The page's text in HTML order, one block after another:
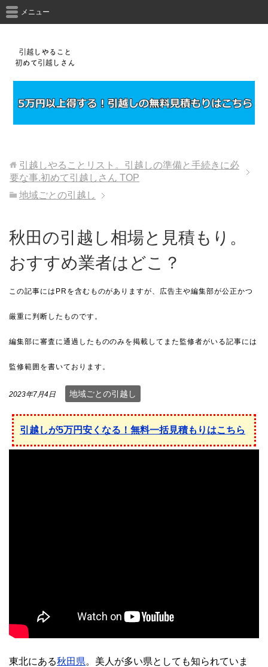
メニュー
引越しやることリスト。引越しの準備と手続きに必
要な事.初めて引越しさん TOP
地域ごとの引越し
秋田の引越し相場と見積もり。
おすすめ業者はどこ？
2023年7月4日 地域ごとの引越し
引越しが5万円安くなる！無料一括見積もりはこちら
東北にある秋田県。美人が多い県としても知られていま